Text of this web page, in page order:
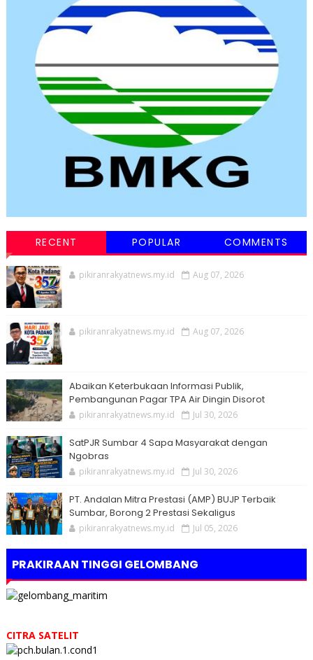
RECENT POPULAR COMMENTS
pikiranrakyatnews.my.id Aug 07, 2026
pikiranrakyatnews.my.id Aug 07, 2026
Abaikan Keterbukaan Informasi Publik,
Pembangunan Pagar TPA Air Dingin Disorot
pikiranrakyatnews.my.id Jul 30, 2026
SatPJR Sumbar 4 Sapa Masyarakat dengan
Ngobras
pikiranrakyatnews.my.id Jul 30, 2026
PT. Andalan Mitra Prestasi (AMP) BUJP Terbaik
Sumbar, Borong 2 Prestasi Sekaligus
pikiranrakyatnews.my.id Jul 05, 2026
PRAKIRAAN TINGGI GELOMBANG
CITRA SATELIT